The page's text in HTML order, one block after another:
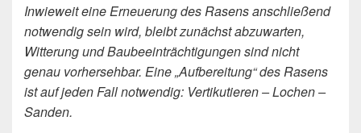
Inwieweit eine Erneuerung des Rasens anschließend
notwendig sein wird, bleibt zunächst abzuwarten,
Witterung und Baubeeinträchtigungen sind nicht
genau vorhersehbar. Eine „Aufbereitung“ des Rasens
ist auf jeden Fall notwendig: Vertikutieren – Lochen –
Sanden.